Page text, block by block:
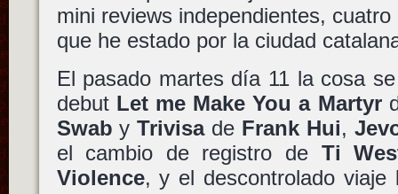
mini reviews independientes,
que he estado por la ciudad
El pasado martes día 11 la cosa
debut Let me Make You a Martyr
Swab yTrivisade Frank Hui,
el cambio de registro de Ti
Violence, y el descontrolado viaje